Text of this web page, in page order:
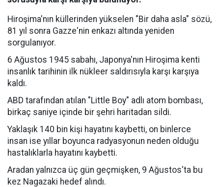
Hiroşima'nın küllerinden yükselen "Bir daha asla" sözü,
81 yıl sonra Gazze'nin enkazı altında yeniden
sorgulanıyor.
6 Ağustos 1945 sabahı, Japonya'nın Hiroşima kenti
insanlık tarihinin ilk nükleer saldırısıyla karşı karşıya
kaldı.
ABD tarafından atılan "Little Boy" adlı atom bombası,
birkaç saniye içinde bir şehri haritadan sildi.
Yaklaşık 140 bin kişi hayatını kaybetti, on binlerce
insan ise yıllar boyunca radyasyonun neden olduğu
hastalıklarla hayatını kaybetti.
Aradan yalnızca üç gün geçmişken, 9 Ağustos'ta bu
kez Nagazaki hedef alındı.